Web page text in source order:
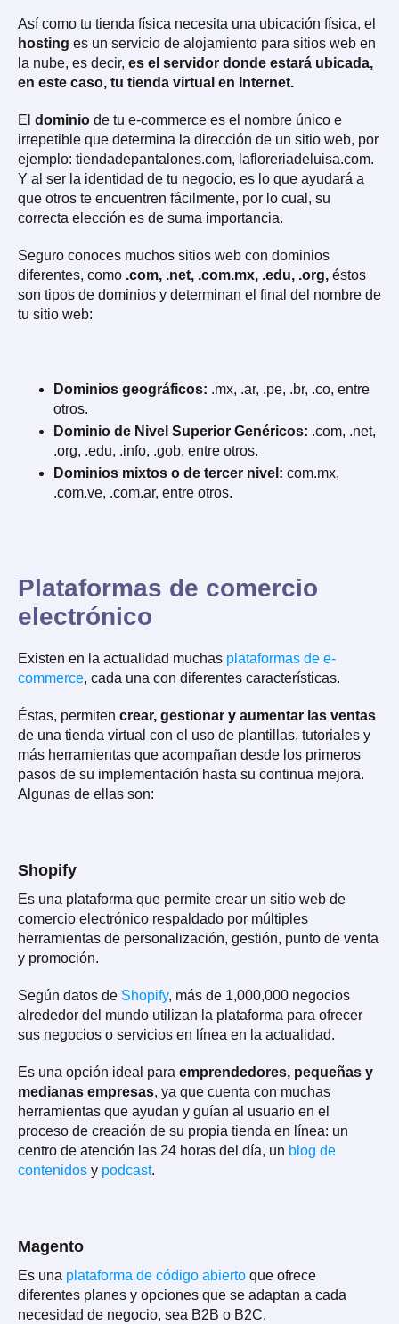
Así como tu tienda física necesita una ubicación física, el
hosting es un servicio de alojamiento para sitios web en
la nube, es decir, es el servidor donde estará ubicada,
en este caso, tu tienda virtual en Internet.
El dominio de tu e-commerce es el nombre único e
irrepetible que determina la dirección de un sitio web, por
ejemplo: tiendadepantalones.com, lafloreriadeluisa.com.
Y al ser la identidad de tu negocio, es lo que ayudará a
que otros te encuentren fácilmente, por lo cual, su
correcta elección es de suma importancia.
Seguro conoces muchos sitios web con dominios
diferentes, como .com, .net, .com.mx, .edu, .org, éstos
son tipos de dominios y determinan el final del nombre de
tu sitio web:
Dominios geográficos: .mx, .ar, .pe, .br, .co, entre
otros.
Dominio de Nivel Superior Genéricos: .com, .net,
.org, .edu, .info, .gob, entre otros.
Dominios mixtos o de tercer nivel: com.mx,
.com.ve, .com.ar, entre otros.
Plataformas de comercio
electrónico
Existen en la actualidad muchas plataformas de e-
commerce, cada una con diferentes características.
Éstas, permiten crear, gestionar y aumentar las ventas
de una tienda virtual con el uso de plantillas, tutoriales y
más herramientas que acompañan desde los primeros
pasos de su implementación hasta su continua mejora.
Algunas de ellas son:
Shopify
Es una plataforma que permite crear un sitio web de
comercio electrónico respaldado por múltiples
herramientas de personalización, gestión, punto de venta
y promoción.
Según datos de Shopify, más de 1,000,000 negocios
alrededor del mundo utilizan la plataforma para ofrecer
sus negocios o servicios en línea en la actualidad.
Es una opción ideal para emprendedores, pequeñas y
medianas empresas, ya que cuenta con muchas
herramientas que ayudan y guían al usuario en el
proceso de creación de su propia tienda en línea: un
centro de atención las 24 horas del día, un blog de
contenidos y podcast.
Magento
Es una plataforma de código abierto que ofrece
diferentes planes y opciones que se adaptan a cada
necesidad de negocio, sea B2B o B2C.